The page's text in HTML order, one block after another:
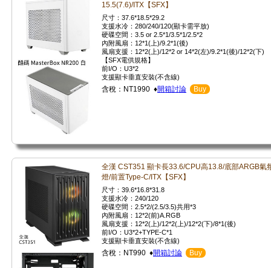
15.5(7.6)/ITX【SFX】
尺寸：37.6*18.5*29.2
支援水冷：280/240/120(顯卡需平放)
硬碟空間：3.5 or 2.5*1/3.5*1/2.5*2
內附風扇：12*1(上)/9.2*1(後)
風扇支援：12*2(上)/12*2 or 14*2(左)/9.2*1(後)/12*2(下)
【SFX電供規格】
前I/O：U3*2
支援顯卡垂直安裝(不含線)
含稅：NT1990 ♦開箱討論 Buy
全漢 CST351 顯卡長33.6/CPU高13.8/底部ARGB氣
燈/前置Type-C/ITX【SFX】
尺寸：39.6*16.8*31.8
支援水冷：240/120
硬碟空間：2.5*2/(2.5/3.5)共用*3
內附風扇：12*2(前)A.RGB
風扇支援：12*2(上)/12*2(上)/12*2(下)/8*1(後)
前I/O：U3*2+TYPE-C*1
支援顯卡垂直安裝(不含線)
含稅：NT990 ♦開箱討論 Buy